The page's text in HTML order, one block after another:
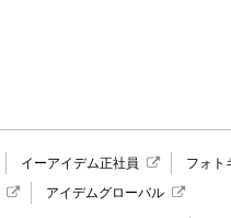
イーアイデム正社員 フォト
アイデムグローバル